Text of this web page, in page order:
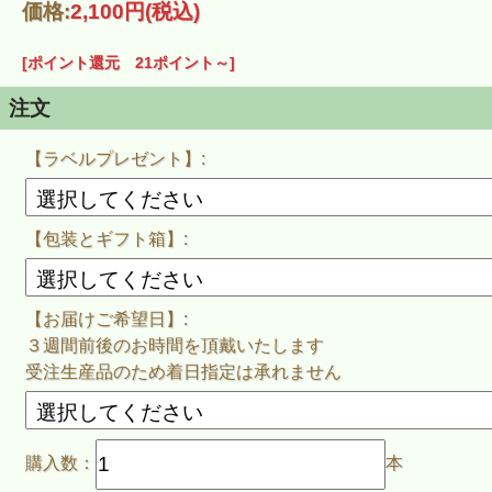
発送までに３週間から４週間程お時間を頂戴致します。
※ご決済方法を『銀行振込』でご選択いただいた場合は
御入金確認後３～４週間後のお届けとなります
※完全受注生産品の為、お届け日をご指定をいただきましても、
※ご希望のお客様には、保存用に別途ラベルを1枚、商品と一緒にお届け
ご注文時にラベルの要・不要を選択して下さい。
作者紹介
●ラベルデザイン：熊谷祥徳 氏
価格:2,100円(税込)
[ポイント還元 21ポイント～]
注文
【ラベルプレゼント】:
【包装とギフト箱】:
【お届けご希望日】:
３週間前後のお時間を頂戴いたします
受注生産品のため着日指定は承れません
購入数： 本